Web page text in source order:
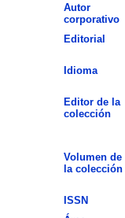
Autor
corporativo
Editorial
Idioma
Editor de la
colección
Volumen de
la colección
ISSN